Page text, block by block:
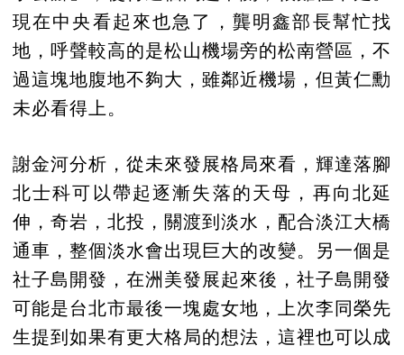
現在中央看起來也急了，龔明鑫部長幫忙找
地，呼聲較高的是松山機場旁的松南營區，不
過這塊地腹地不夠大，雖鄰近機場，但黃仁勳
未必看得上。
謝金河分析，從未來發展格局來看，輝達落腳
北士科可以帶起逐漸失落的天母，再向北延
伸，奇岩，北投，關渡到淡水，配合淡江大橋
通車，整個淡水會出現巨大的改變。另一個是
社子島開發，在洲美發展起來後，社子島開發
可能是台北市最後一塊處女地，上次李同榮先
生提到如果有更大格局的想法，這裡也可以成